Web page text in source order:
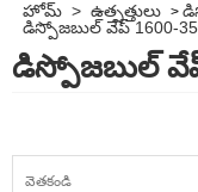
హోమ్ > ఉత్పత్తులు >
డిస్పోజబుల్ వేప్ 1600-
డిస్పోజబుల్